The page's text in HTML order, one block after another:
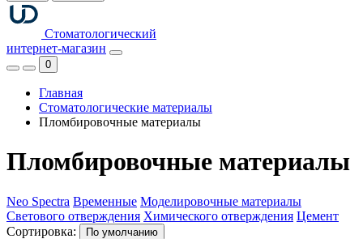
Стоматологический
интернет-магазин
0
Главная
Стоматологические материалы
Пломбировочные материалы
Пломбировочные материалы
Neo Spectra Временные Моделировочные материалы
Светового отверждения Химического отверждения Цемент
Сортировка:
По умолчанию